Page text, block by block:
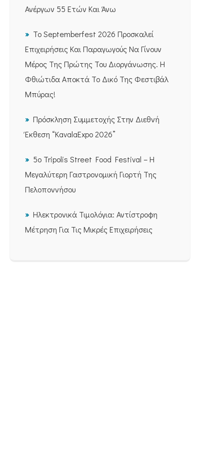
Ανέργων 55 Ετών Και Άνω
Το Septemberfest 2026 Προσκαλεί
Επιχειρήσεις Και Παραγωγούς Να Γίνουν
Μέρος Της Πρώτης Του Διοργάνωσης. Η
Φθιώτιδα Αποκτά Το Δικό Της Φεστιβάλ
Μπύρας!
Πρόσκληση Συμμετοχής Στην Διεθνή
Έκθεση “KavalaExpo 2026”
5ο Tripolis Street Food Festival – Η
Μεγαλύτερη Γαστρονομική Γιορτή Της
Πελοποννήσου
Ηλεκτρονικά Τιμολόγια: Αντίστροφη
Μέτρηση Για Τις Μικρές Επιχειρήσεις